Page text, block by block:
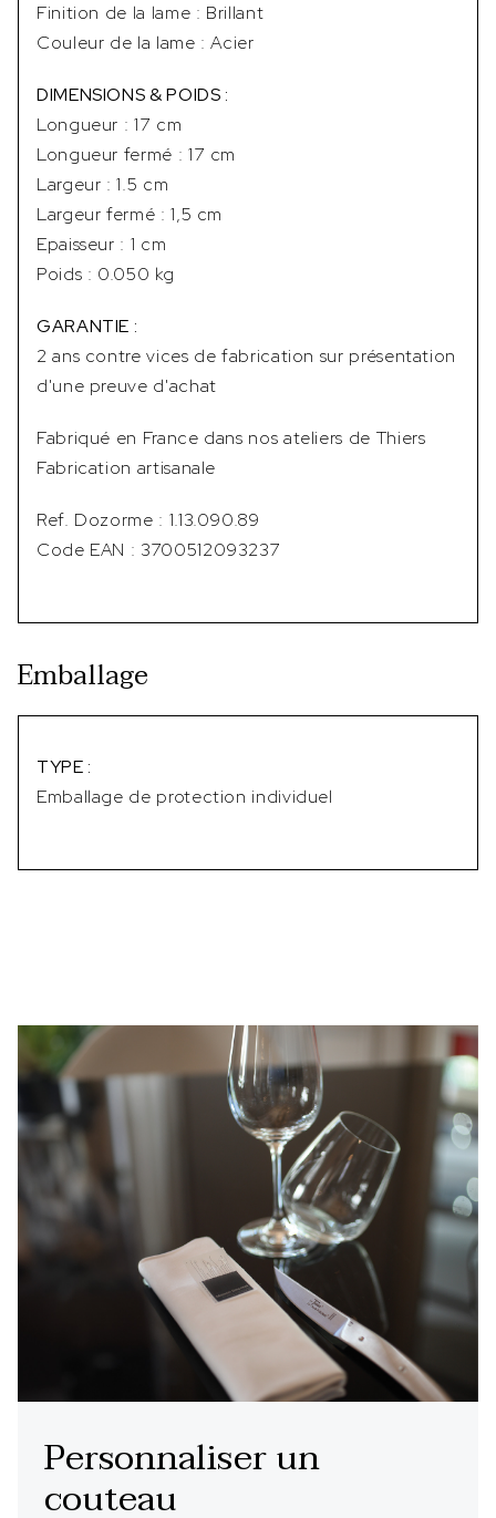
Finition de la lame : Brillant
Couleur de la lame : Acier
DIMENSIONS & POIDS :
Longueur : 17 cm
Longueur fermé : 17 cm
Largeur : 1.5 cm
Largeur fermé : 1,5 cm
Epaisseur : 1 cm
Poids : 0.050 kg
GARANTIE :
2 ans contre vices de fabrication sur présentation
d'une preuve d'achat
Fabriqué en France dans nos ateliers de Thiers
Fabrication artisanale
Ref. Dozorme : 1.13.090.89
Code EAN : 3700512093237
Emballage
TYPE :
Emballage de protection individuel
Personnaliser un
couteau